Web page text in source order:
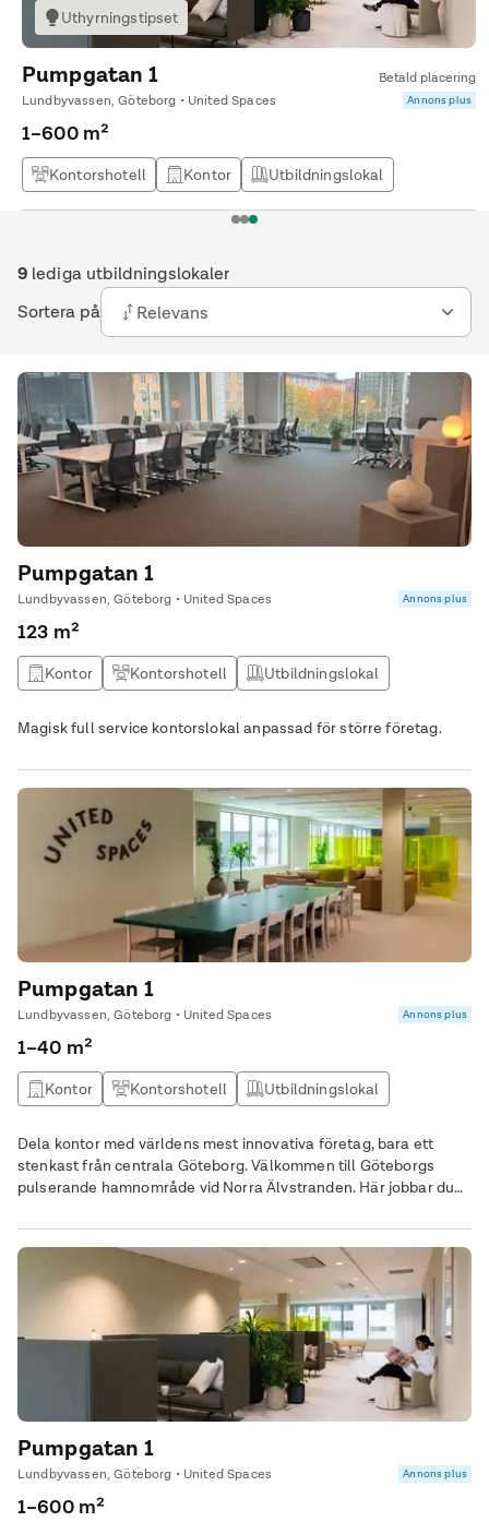
9 lediga utbildningslokaler
Sortera på
Relevans
Uthyrningstipset
Pumpgatan 1
Betald placering
Lundbyvassen, Göteborg • United Spaces
Annons plus
1–600 m²
Kontorshotell Kontor
Utbildningslokal
Kontor & Lager
123
Pumpgatan 1
Lundbyvassen, Göteborg • United Spaces Annons plus
123 m²
Kontor Kontorshotell
Utbildningslokal
Magisk full service kontorslokal anpassad för större företag.
Pumpgatan 1
Lundbyvassen, Göteborg • United Spaces Annons plus
1–40 m²
Kontor Kontorshotell
Utbildningslokal
Dela kontor med världens mest innovativa företag, bara ett
stenkast från centrala Göteborg. Välkommen till Göteborgs
pulserande hamnområde vid Norra Älvstranden. Här jobbar du
mest spännande hubbar för innovation och teknikutveckling. Ett
perfekt ställe för att utveckla ditt företag.
Pumpgatan 1
Lundbyvassen, Göteborg • United Spaces Annons plus
1–600 m²